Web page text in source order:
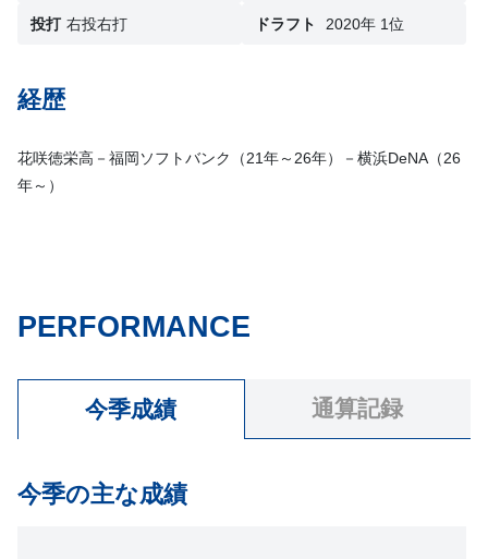
投打 右投右打 ドラフト 2020年 1位
経歴
花咲徳栄高－福岡ソフトバンク（21年～26年）－横浜DeNA（26
年～）
PERFORMANCE
今季成績 通算記録
今季の主な成績